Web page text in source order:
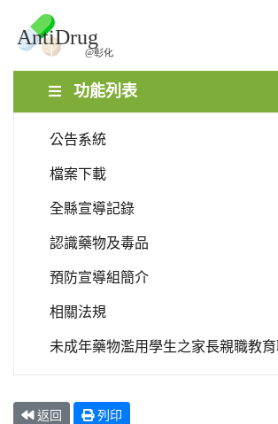
功能列表
公告系統
檔案下載
全縣宣導記錄
認識藥物及毒品
預防宣導組簡介
相關法規
未成年藥物濫用學生之家長親職教
返回 列印